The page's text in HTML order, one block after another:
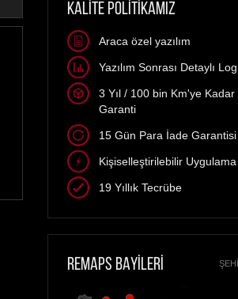
KALİTE POLİTİKAMIZ
Araca özel yazılım
Yazılım Sonrası Detaylı Log
3 Yıl / 100 bin Km'ye Kadar
Garanti
15 Gün Para İade Garantisi
Kişiselleştirilebilir Uygulama
19 Yıllık Tecrübe
REMAPS BAYİLERİ